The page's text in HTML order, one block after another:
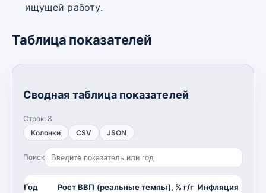
ищущей работу.
Таблица показателей
Сводная таблица показателей
Строк: 8
Колонки
CSV JSON
Поиск
Год Рост ВВП (реальные темпы), % г/г Инфляция (CPI,